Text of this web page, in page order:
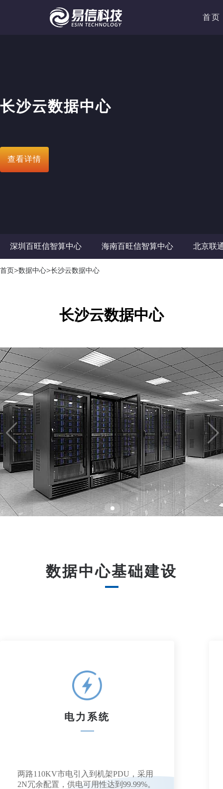
首页
长沙云数据中心
查看详情
深圳百旺信智算中心 海南百旺信智算中心 北京联
首页>数据中心>长沙云数据中心
长沙云数据中心
数据中心基础建设
电力系统
两路110KV市电引入到机架PDU，采用
2N冗余配置，供电可用性达到99.99%。